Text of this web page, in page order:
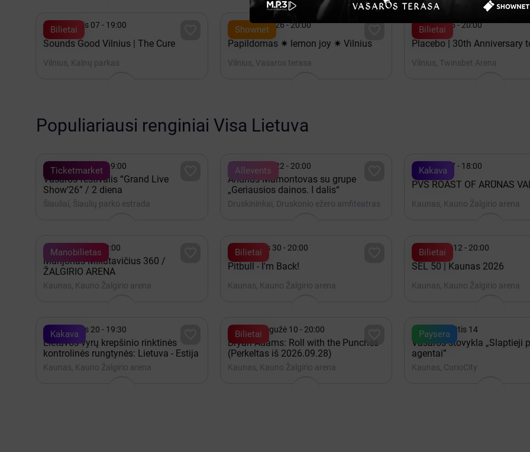
Bilietai
Rugpjūtis 07 - 19:00
Sounds Good Vilnius | The Cure
Vilnius, Kalnų parkas
Shownet
Rugpjūtis 26 - 20:00
Papildomas ✷ lemon joy ✷ Vilnius
Vilnius, Vasaros terasa
Bilietai
Spalis 15 - 20:00
Placebo | 30th Anniversary
Vilnius, Twinsbet Arena
Populiariausi renginiai Visa Lietuva
Ticketmarket
Rugpjūtis 08 - 19:00
Vasaros festivalis “Grand Live
Show’26” / 2 diena
Šiauliai, Šiaulių parko estrada
Allevents
 Rugpjūtis 22 - 20:00
Andrius Mamontovas su grupe
„Geriausios dainos. I dalis“
Druskininkai, Druskonio ežero amfiteatras
Kakava
Spalis 17 - 18:00
PVŠ ROAST OF ARŪNAS
Kaunas, Kauno Žalgirio arena
Manobilietas
 Gruodis 19 - 20:00
Marijonas Mikutavičius 360 /
ŽALGIRIO ARENA
Kaunas, Kauno Žalgirio arena
Bilietai
Lapkritis 30 - 20:00
Pitbull - I'm Back!
Kaunas, Kauno Žalgirio arena
Bilietai
Gruodis 12 - 20:00
SEL 50 | Kaunas 2026
Kaunas, Kauno Žalgirio arena
Kakava
Rugpjūtis 20 - 19:30
Lietuvos vyrų krepšinio rinktinės
kontrolinės rungtynės: Lietuva - Estija
Kaunas, Kauno Žalgirio arena
Bilietai
2027 Gegužė 10 - 20:00
Bryan Adams: Roll with the Punches
(Perkeltas iš 2026.09.28)
Kaunas, Kauno Žalgirio arena
Paysera
iki Rugpjūtis 14
Vasaros stovykla „Slaptieji
agentai”
Kaunas, CurioCity